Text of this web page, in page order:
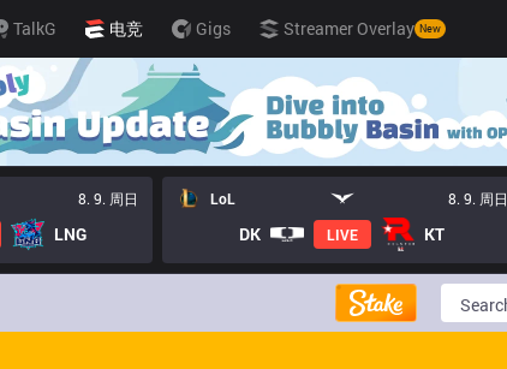
TalkG 电竞 Gigs Streamer Overlay New
8. 9. 周日
LNG
LoL 8. 9. 周日
DK LIVE KT